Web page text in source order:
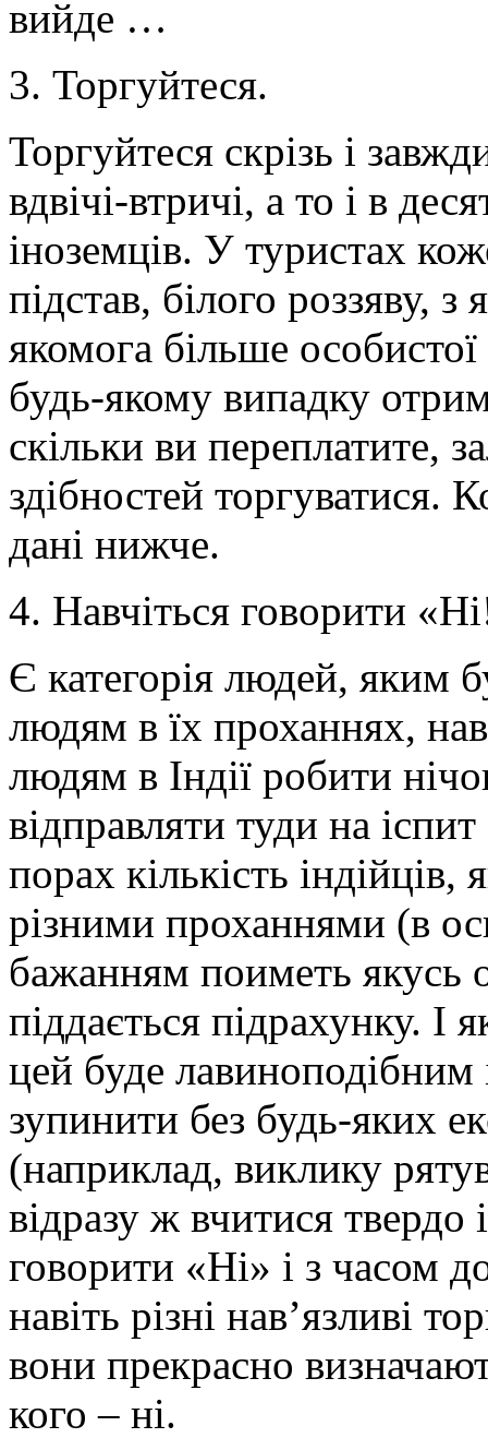
вийде …
3. Торгуйтеся.
Торгуйтеся скрізь і
вдвічі-втричі, а то і в
іноземців. У туристах
підстав, білого роззяву,
якомога більше
будь-якому випадку
скільки ви переплатите,
здібностей торгуватися.
дані нижче.
4. Навчіться говорити
Є категорія людей, яким
людям в їх проханнях,
людям в Індії робити
відправляти туди на
порах кількість індійців,
різними проханнями (в
бажанням поиметь якусь
піддається підрахунку. І
цей буде
зупинити без будь-яких
(наприклад, виклику
відразу ж вчитися твердо
говорити «Ні» і з часом
навіть різні нав’язливі
вони прекрасно
кого – ні.